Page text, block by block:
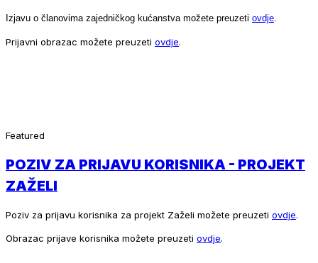
Izjavu o članovima zajedničkog kućanstva možete preuzeti ovdje
Prijavni obrazac možete preuzeti ovdje.
Featured
POZIV ZA PRIJAVU KORISNIKA - PROJEKT
ZAŽELI
Poziv za prijavu korisnika za projekt Zaželi možete preuzeti ovdje.
Obrazac prijave korisnika možete preuzeti ovdje.